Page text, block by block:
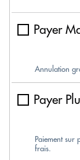
Payer
Annulation
Payer
Paiement sur
frais.